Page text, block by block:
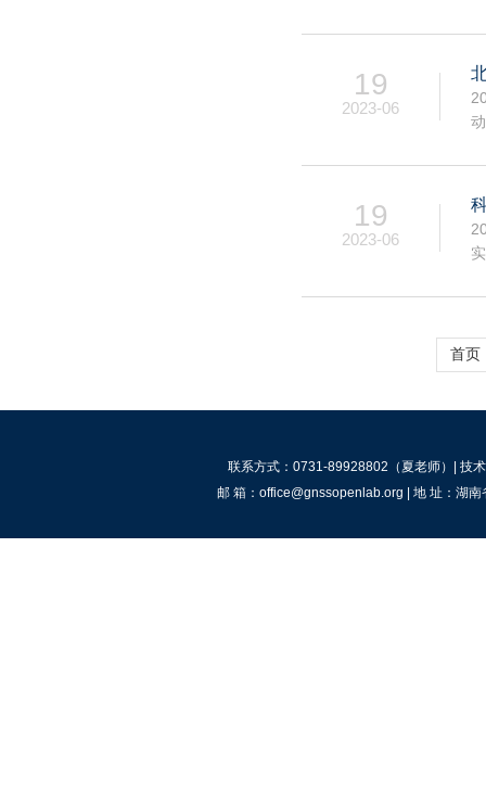
19
2023-06
19
2023-06
首页
联系方式：0731-89928802（夏老师）| 技
邮 箱：office@gnssopenlab.org | 地 址：湖